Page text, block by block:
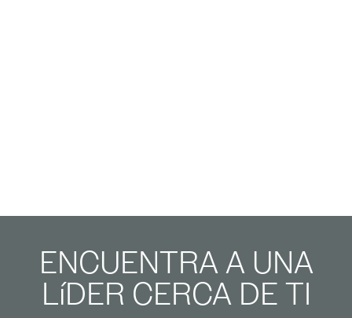
ENCUENTRA A UNA
LíDER CERCA DE TI